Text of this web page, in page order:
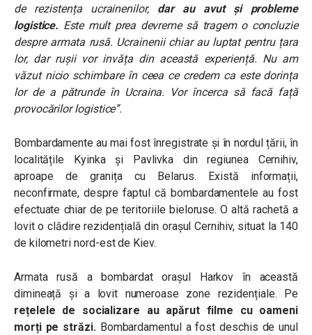
de rezistența ucrainenilor, dar au avut și probleme
logistice. Este mult prea devreme să tragem o concluzie
despre armata rusă. Ucrainenii chiar au luptat pentru țara
lor, dar rușii vor invăța din această experiență. Nu am
văzut nicio schimbare în ceea ce credem ca este dorința
lor de a pătrunde în Ucraina. Vor încerca să facă față
provocărilor logistice”.
Bombardamente au mai fost înregistrate și în nordul țării,în
localitățile
Kyinka și Pavlivka din regiunea Cernihiv,
aproape de granița cu Belarus. Există informații,
neconfirmate, despre faptul că bombardamentele au fost
efectuate chiar de pe teritoriile bieloruse. O altă rachetă a
lovit o clădire rezidențială din orașul Cernihiv, situat la 140
de kilometri nord-est de Kiev.
Armata rusă a bombardat orașul Harkov în această
dimineață și a lovit numeroase zone rezidențiale. Pe
rețelele de socializare au apărut filme cu oameni
morți pe străzi. Bombardamentul a fost deschis de unul